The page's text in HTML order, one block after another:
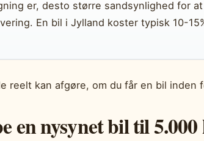
er, desto større sandsynlighed for
En bil i Jylland koster typisk 10-
reelt kan afgøre, om du får en bil inden
en nysynet bil til